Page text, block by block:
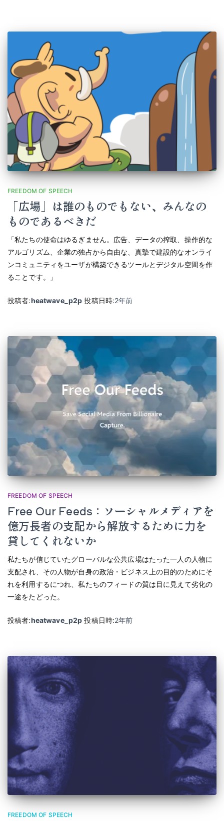
FREEDOM OF SPEECH
「広場」は誰のものでもない、みんなの
ものであるべきだ
「私たちの使命はゆるぎません。広告、データの搾取、操作的な
アルゴリズム、企業の独占から自由な、真摯で建設的なオンライ
ンコミュニティをユーザが構築できるツールとデジタル空間を作
ることです。」
投稿者:heatwave_p2p 投稿日時:2年前
FREEDOM OF SPEECH
Free Our Feeds：ソーシャルメディアを
億万長者の支配から解放するために力を
貸してくれないか
私たちが信じていたグローバルな公共広場はたった一人の人物に
支配され、その人物が自身の政治・ビジネス上の目的のためにそ
れを利用するにつれ、私たちのフィードの質は目に見えて劣化の
一途をたどった。
投稿者:heatwave_p2p 投稿日時:2年前
FREEDOM OF SPEECH